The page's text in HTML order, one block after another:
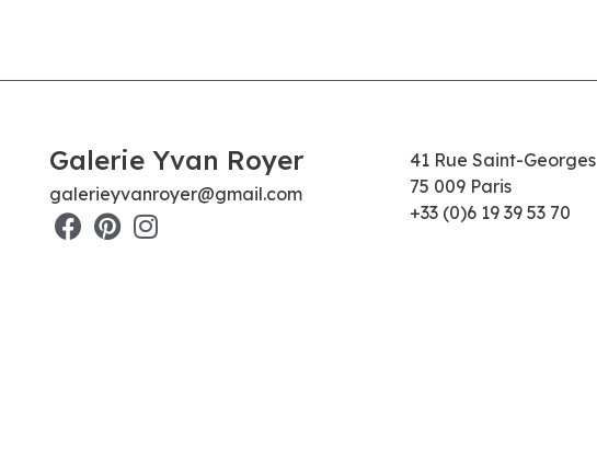
Galerie Yvan Royer
galerieyvanroyer@gmail.com
41 Rue Saint-Georges
75 009 Paris
+33 (0)6 19 39 53 70